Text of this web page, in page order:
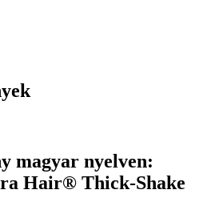
magyar nyelven:
Hair® Thick-Shake